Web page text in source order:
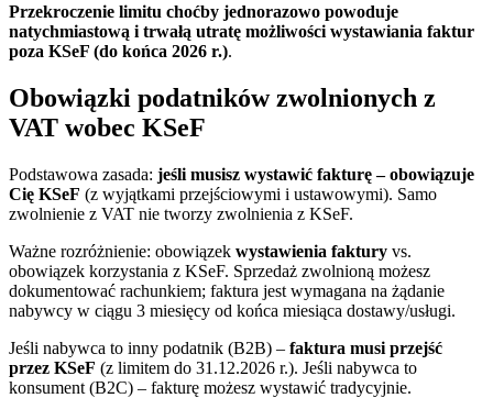
Przekroczenie limitu choćby jednorazowo powoduje
natychmiastową i trwałą utratę możliwości wystawiania faktur
poza KSeF (do końca 2026 r.).
Obowiązki podatników zwolnionych z
VAT wobec KSeF
Podstawowa zasada: jeśli musisz wystawić fakturę – obowiązuje
Cię KSeF (z wyjątkami przejściowymi i ustawowymi). Samo
zwolnienie z VAT nie tworzy zwolnienia z KSeF.
Ważne rozróżnienie: obowiązek wystawienia faktury vs.
obowiązek korzystania z KSeF. Sprzedaż zwolnioną możesz
dokumentować rachunkiem; faktura jest wymagana na żądanie
nabywcy w ciągu 3 miesięcy od końca miesiąca dostawy/usługi.
Jeśli nabywca to inny podatnik (B2B) – faktura musi przejść
przez KSeF (z limitem do 31.12.2026 r.). Jeśli nabywca to
konsument (B2C) – fakturę możesz wystawić tradycyjnie.